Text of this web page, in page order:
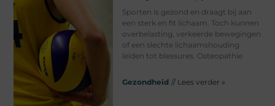
Sporten is gezond en draagt bij aan
een sterk en fit lichaam. Toch kunnen
overbelasting, verkeerde bewegingen
of een slechte lichaamshouding
leiden tot blessures. Osteopathie
Gezondheid // Lees verder »